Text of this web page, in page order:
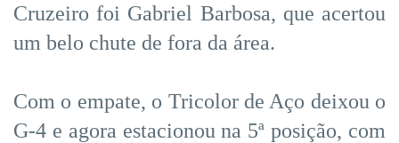
Cruzeiro foi Gabriel Barbosa, que acertou
um belo chute de fora da área.
Com o empate, o Tricolor de Aço deixou o
G-4 e agora estacionou na 5ª posição, com